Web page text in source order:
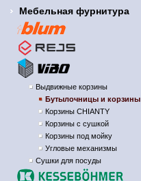
Мебельная фурнитура
Выдвижные корзины
Бутылочницы и корзины
Корзины CHIANTY
Корзины с сушкой
Корзины под мойку
Угловые механизмы
Сушки для посуды